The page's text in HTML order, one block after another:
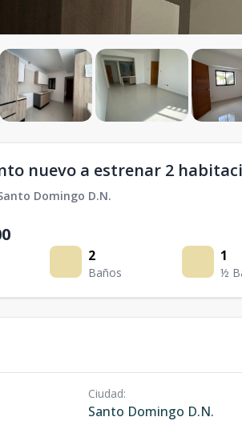
nuevo a estrenar 2
Domingo D.N.
2
Baños
1
½
Ciudad:
Santo Domingo D.N.